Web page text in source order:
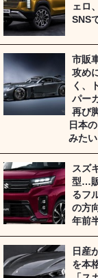
ェロ
SNS
市販
攻め
く、
パー
再び
日本
みた
スズ
型…
るフ
の方
年前
日産
を本